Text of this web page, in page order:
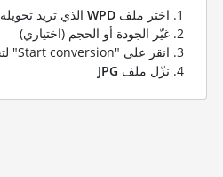
اختر ملف WPD الذي تريد تحويله
غيّر الجودة أو الحجم (اختياري)
انقر على "Start conversion" لتحويل ملفك من
نزّل ملف JPG